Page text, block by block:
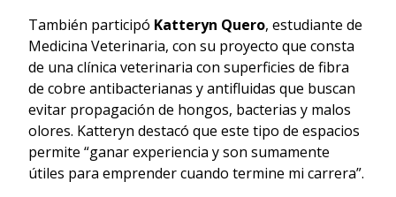
También participó Katteryn Quero, estudiante de
Medicina Veterinaria, con su proyecto que consta
de una clínica veterinaria con superficies de fibra
de cobre antibacterianas y antifluidas que buscan
evitar propagación de hongos, bacterias y malos
olores. Katteryn destacó que este tipo de espacios
permite “ganar experiencia y son sumamente
útiles para emprender cuando termine mi carrera”.